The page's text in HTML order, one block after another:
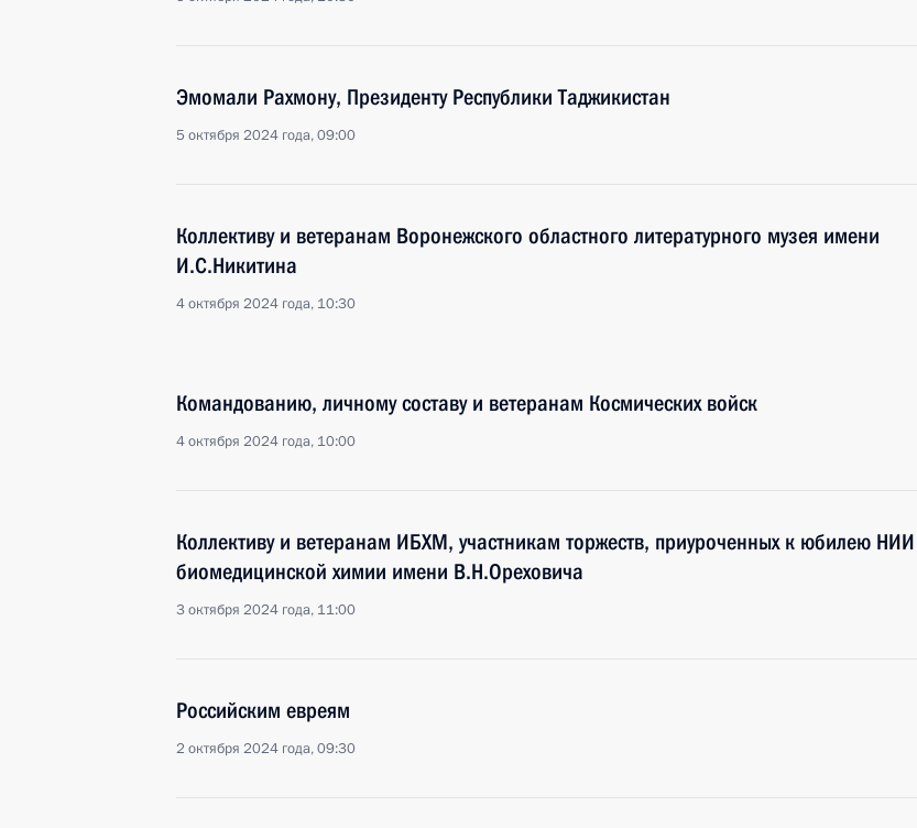
Эмомали Рахмону, Президенту Республики Таджикистан
5 октября 2024 года, 09:00
Коллективу и ветеранам Воронежского областного литературного музея имени
И.С.Никитина
4 октября 2024 года, 10:30
Командованию, личному составу и ветеранам Космических войск
4 октября 2024 года, 10:00
Коллективу и ветеранам ИБХМ, участникам торжеств, приуроченных к юбилею НИИ
биомедицинской химии имени В.Н.Ореховича
3 октября 2024 года, 11:00
Российским евреям
2 октября 2024 года, 09:30